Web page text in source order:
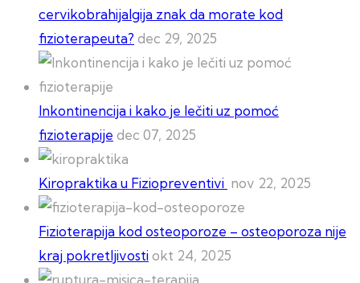
cervikobrahijalgija znak da morate kod
fizioterapeuta? dec 29, 2025
Inkontinencija i kako je lečiti uz pomoć
fizioterapije dec 07, 2025
Kiropraktika u Fiziopreventivi nov 22, 2025
Fizioterapija kod osteoporoze – osteoporoza nije
kraj pokretljivostiokt 24, 2025